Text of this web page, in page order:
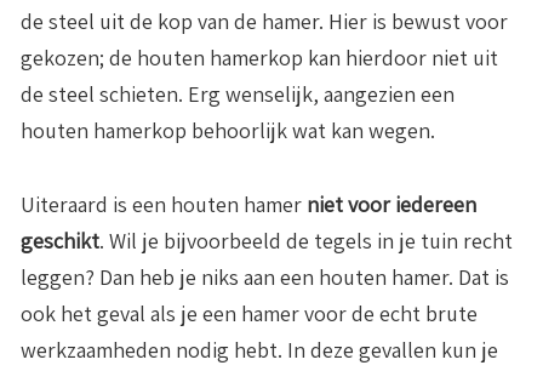
de steel uit de kop van de hamer. Hier is bewust voor
gekozen; de houten hamerkop kan hierdoor niet uit
de steel schieten. Erg wenselijk, aangezien een
houten hamerkop behoorlijk wat kan wegen.
Uiteraard is een houten hamer niet voor iedereen
geschikt. Wil je bijvoorbeeld de tegels in je tuin recht
leggen? Dan heb je niks aan een houten hamer. Dat is
ook het geval als je een hamer voor de echt brute
werkzaamheden nodig hebt. In deze gevallen kun je